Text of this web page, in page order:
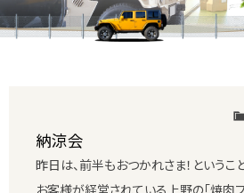
スタッフ紹介 求人情報
納涼会
昨日は、前半もおつかれさま！というこ
お客様が経営されている上野の「焼肉